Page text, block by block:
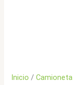
Inicio /Camioneta